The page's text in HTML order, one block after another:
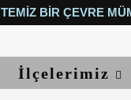
TEMIZ BIR ÇEVRE
İlçelerimiz